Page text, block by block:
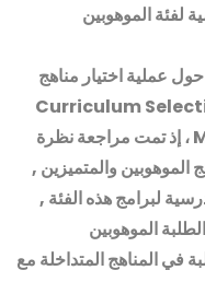
لفئة الموهوبين
عملية اختيار مناهج
Curriculum
، إذ تمت مراجعة نظرة
الموهوبين والمتميزين ,
لبرامج هذه الفئة ,
الموهوبين
في المناهج المتداخلة مع